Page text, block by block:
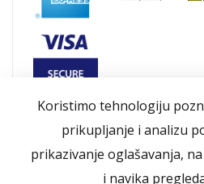
Koristimo tehnologiju
prikupljanje i analizu
prikazivanje oglašavanja,
i navika